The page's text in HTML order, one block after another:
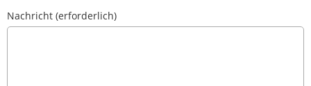
Nachricht (erforderlich)